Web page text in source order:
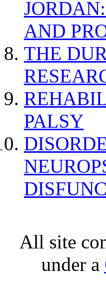
AND
THE
PALSY
All site
under a